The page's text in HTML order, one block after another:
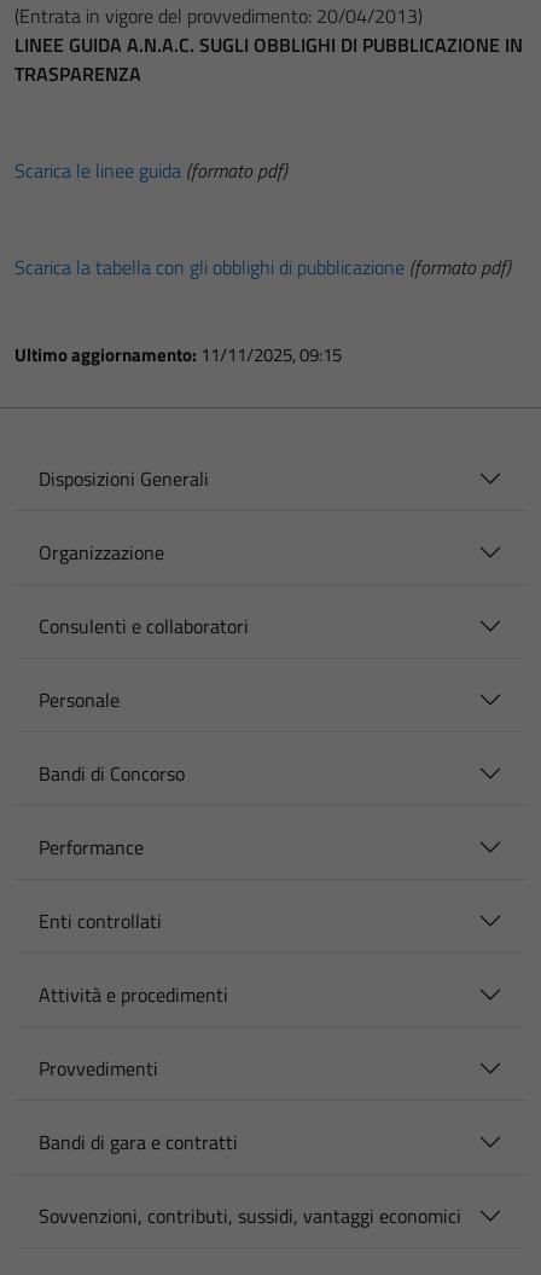
(Entrata in vigore del provvedimento: 20/04/2013)
LINEE GUIDA A.N.A.C. SUGLI OBBLIGHI DI PUBBLICAZIONE IN
TRASPARENZA
Scarica le linee guida (formato pdf)
Scarica la tabella con gli obblighi di pubblicazione (formato pdf)
Ultimo aggiornamento: 11/11/2025, 09:15
Disposizioni Generali
Organizzazione
Consulenti e collaboratori
Personale
Bandi di Concorso
Performance
Enti controllati
Attività e procedimenti
Provvedimenti
Bandi di gara e contratti
Sovvenzioni, contributi, sussidi, vantaggi economici